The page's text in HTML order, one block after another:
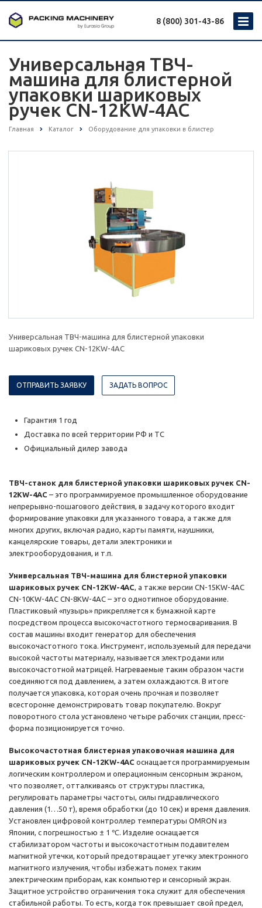
8 (800) 301-43-86
Универсальная ТВЧ-
машина для блистерной
упаковки шариковых
ручек CN-12KW-4AC
Главная Каталог Оборудование для упаковки в блистер
Универсальная ТВЧ-машина для блистерной упаковки
шариковых ручек CN-12KW-4AC
ОТПРАВИТЬ ЗАЯВКУ ЗАДАТЬ ВОПРОС
Гарантия 1 год
Доставка по всей территории РФ и ТС
Официальный дилер завода
ТВЧ-станок для блистерной упаковки шариковых ручек CN-
12KW-4AC – это программируемое промышленное оборудование
непрерывно-пошагового действия, в задачу которого входит
формирование упаковки для указанного товара, а также для
многих других, включая радио, карты памяти, наушники,
канцелярские товары, детали электроники и
электрооборудования, и т.п.
Универсальная ТВЧ-машина для блистерной упаковки
шариковых ручек CN-12KW-4AC, а также версии CN-15KW-4AC
CN-10KW-4AC CN-8KW-4AC – это однотипное оборудование.
Пластиковый «пузырь» прикрепляется к бумажной карте
посредством процесса высокочастотного термосваривания. В
состав машины входит генератор для обеспечения
высокочастотного тока. Инструмент, используемый для передачи
высокой частоты материалу, называется электродами или
высокочастотной матрицей. Нагреваемые таким образом части
соединяются под давлением, а затем охлаждаются. В итоге
получается упаковка, которая очень прочная и позволяет
всесторонне демонстрировать товар покупателю. Вокруг
поворотного стола установлено четыре рабочих станции, пресс-
форма позиционируется точно.
Высокочастотная блистерная упаковочная машина для
шариковых ручек CN-12KW-4AC оснащается программируемым
логическим контроллером и операционным сенсорным экраном,
что позволяет, отталкиваясь от структуры пластика,
регулировать параметры частоты, силы гидравлического
давления (1…50 т), время обработки (до 10 сек) и время давления.
Установлен цифровой контроллер температуры OMRON из
Японии, с погрешностью ± 1 ℃. Изделие оснащается
стабилизатором частоты и высокочастотным подавителем
магнитной утечки, который предотвращает утечку электронного
магнитного излучения, чтобы избежать помех таким
электрическим приборам, как компьютер и сенсорный экран.
Защитное устройство ограничения тока служит для обеспечения
стабильной работы. То есть, когда ток превышает свой предел,